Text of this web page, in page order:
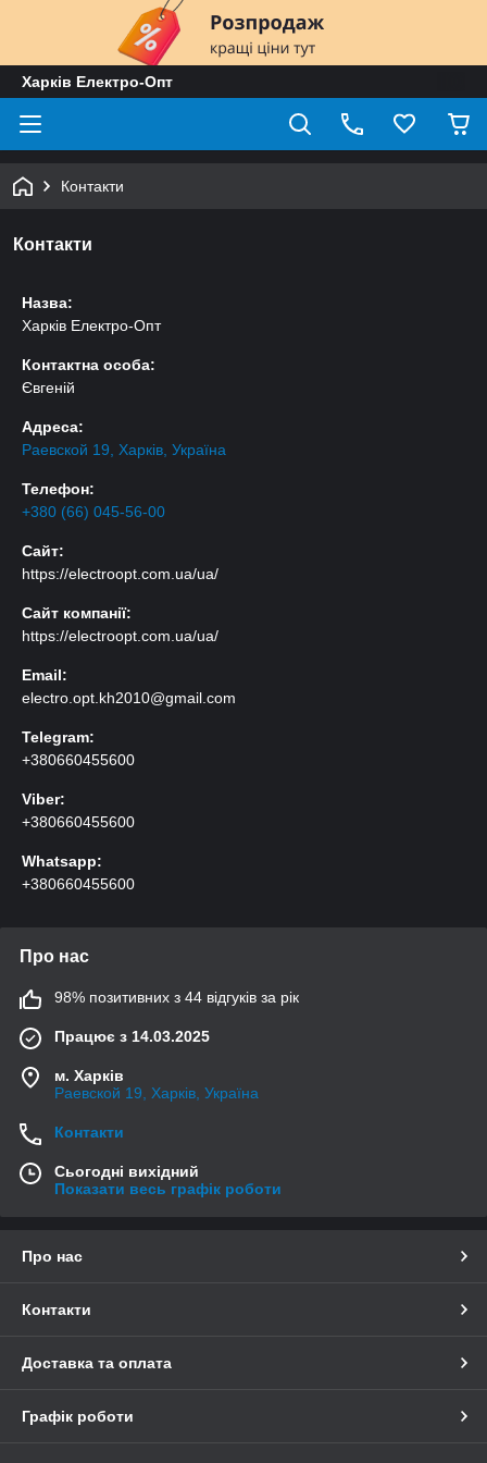
Харків Електро-Опт
Контакти
Контакти
Назва:
Харків Електро-Опт
Контактна особа:
Євгеній
Адреса:
Раевской 19, Харків, Україна
Телефон:
+380 (66) 045-56-00
Сайт:
https://electroopt.com.ua/ua/
Сайт компанії:
https://electroopt.com.ua/ua/
Email:
electro.opt.kh2010@gmail.com
Telegram:
+380660455600
Viber:
+380660455600
Whatsapp:
+380660455600
Про нас
98% позитивних з 44 відгуків за рік
Працює з 14.03.2025
м. Харків
Раевской 19, Харків, Україна
Контакти
Сьогодні вихідний
Показати весь графік роботи
Про нас
Контакти
Доставка та оплата
Графік роботи